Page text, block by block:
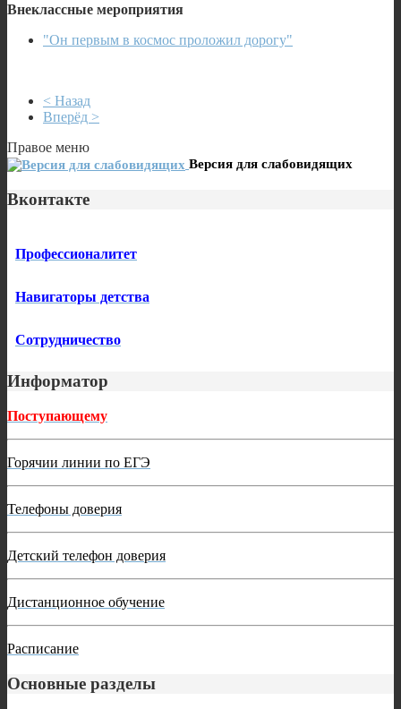
Внеклассные мероприятия
"Он первым в космос проложил дорогу"
< Назад
Вперёд >
Правое меню
Версия для слабовидящих
Вконтакте
Профессионалитет
Навигаторы детства
Сотрудничество
Информатор
Поступающему
Горячии линии по ЕГЭ
Телефоны доверия
Детский телефон доверия
Дистанционное обучение
Расписание
Основные разделы